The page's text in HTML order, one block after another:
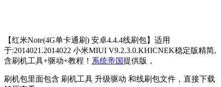
【红米Note(4G单卡通刷) 安卓4.4.4线刷包】适用
于:2014021.2014022 小米MIUI V9.2.3.0.KHICNEK稳定版精简,
含刷机工具+驱动+教程！ 系统帝国提供版，
刷机包里面包含 刷机工具 升级驱动 和线刷包文件，直接下载